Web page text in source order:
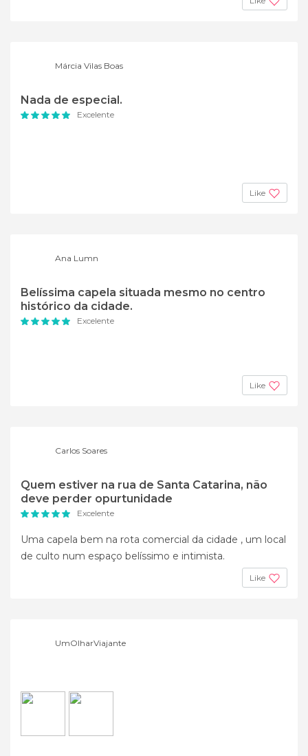
Márcia Vilas Boas
Nada de especial.
Excelente
Like
Ana Lumn
Belíssima capela situada mesmo no centro
histórico da cidade.
Excelente
Like
Carlos Soares
Quem estiver na rua de Santa Catarina, não
deve perder opurtunidade
Excelente
Uma capela bem na rota comercial da cidade , um local
de culto num espaço belíssimo e intimista.
Like
UmOlharViajante